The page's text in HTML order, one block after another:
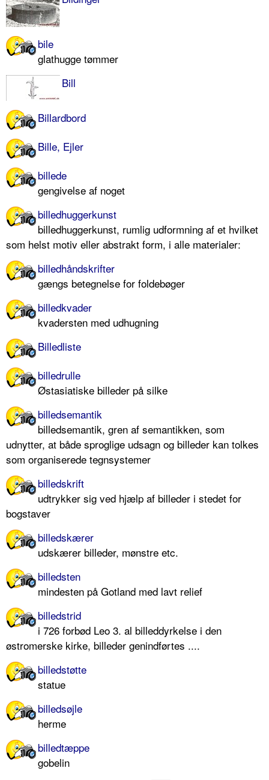
bile
glathugge tømmer
Bill
Billardbord
Bille, Ejler
billede
gengivelse af noget
billedhuggerkunst
billedhuggerkunst, rumlig udformning af et hvilket
som helst motiv eller abstrakt form, i alle materialer:
billedhåndskrifter
gængs betegnelse for foldebøger
billedkvader
kvadersten med udhugning
Billedliste
billedrulle
Østasiatiske billeder på silke
billedsemantik
billedsemantik, gren af semantikken, som
udnytter, at både sproglige udsagn og billeder kan tolkes
som organiserede tegnsystemer
billedskrift
udtrykker sig ved hjælp af billeder i stedet for
bogstaver
billedskærer
udskærer billeder, mønstre etc.
billedsten
mindesten på Gotland med lavt relief
billedstrid
i 726 forbød Leo 3. al billeddyrkelse i den
østromerske kirke, billeder genindførtes ....
billedstøtte
statue
billedsøjle
herme
billedtæppe
gobelin